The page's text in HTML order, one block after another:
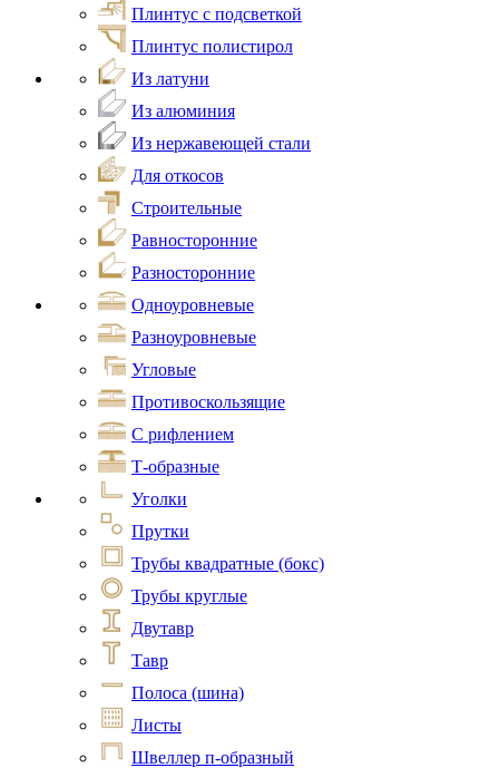
Плинтус с подсветкой
Плинтус полистирол
Из латуни
Из алюминия
Из нержавеющей стали
Для откосов
Строительные
Равносторонние
Разносторонние
Одноуровневые
Разноуровневые
Угловые
Противоскользящие
С рифлением
Т-образные
Уголки
Прутки
Трубы квадратные (бокс)
Трубы круглые
Двутавр
Тавр
Полоса (шина)
Листы
Швеллер п-образный